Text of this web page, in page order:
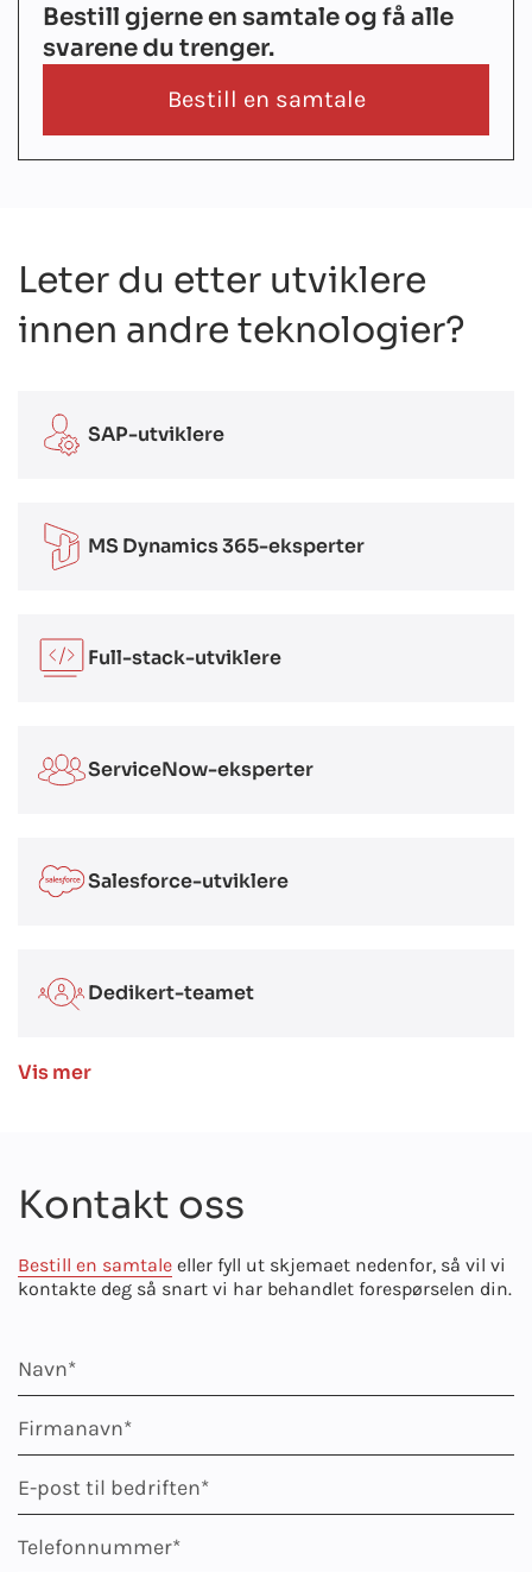
Bestill gjerne en samtale og få alle
svarene du trenger.
Bestill en samtale
Leter du etter utviklere
innen andre teknologier?
SAP-utviklere
MS Dynamics 365-eksperter
Full-stack-utviklere
ServiceNow-eksperter
Salesforce-utviklere
Dedikert-teamet
Vis mer
Kontakt oss
Bestill en samtale eller fyll ut skjemaet nedenfor, så vil vi
kontakte deg så snart vi har behandlet forespørselen din.